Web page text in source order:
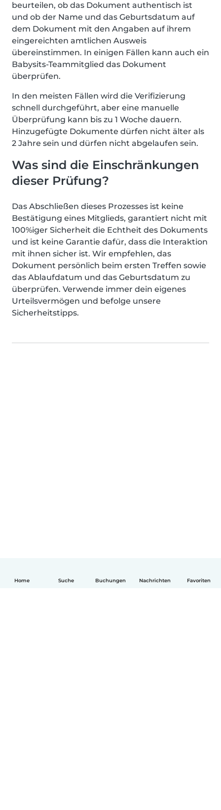
Home Suche Buchungen Nachrichten Favoriten
beurteilen, ob das Dokument authentisch ist
und ob der Name und das Geburtsdatum auf
dem Dokument mit den Angaben auf ihrem
eingereichten amtlichen Ausweis
übereinstimmen. In einigen Fällen kann auch ein
Babysits-Teammitglied das Dokument
überprüfen.
In den meisten Fällen wird die Verifizierung
schnell durchgeführt, aber eine manuelle
Überprüfung kann bis zu 1 Woche dauern.
Hinzugefügte Dokumente dürfen nicht älter als
2 Jahre sein und dürfen nicht abgelaufen sein.
Was sind die Einschränkungen
dieser Prüfung?
Das Abschließen dieses Prozesses ist keine
Bestätigung eines Mitglieds, garantiert nicht mit
100%iger Sicherheit die Echtheit des Dokuments
und ist keine Garantie dafür, dass die Interaktion
mit ihnen sicher ist. Wir empfehlen, das
Dokument persönlich beim ersten Treffen sowie
das Ablaufdatum und das Geburtsdatum zu
überprüfen. Verwende immer dein eigenes
Urteilsvermögen und befolge unsere
Sicherheitstipps.